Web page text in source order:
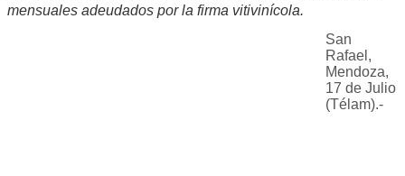
mensuales adeudados por la firma vitivinícola.
San
Rafael,
Mendoza,
17 de Julio
(Télam).-